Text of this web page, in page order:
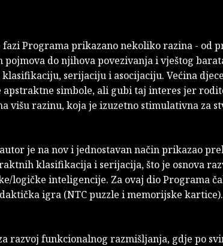
Programa prikazano nekoliko razina - od
pojmova do njihova povezivanja i vještog
serijaciju i asocijaciju. Većina
apstraktne simbole, ali gubi taj interes jer
višu razinu, koja je izuzetno stimulativna za
je na nov i jednostavan način prikazao
klasifikacija i serijacija, što je osnova
logičke inteligencije. Za ovaj dio Programa
igra (NTC puzzle i memorijske kartice).
razvoj funkcionalnog razmišljanja, gdje po